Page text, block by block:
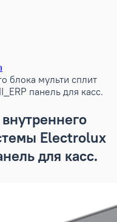
блока мульти сплит
панель для касс.
Electrolux
для касс.